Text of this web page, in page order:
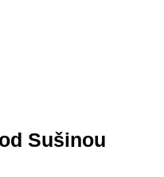
Sušinou